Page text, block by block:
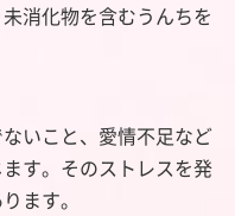
消化物を含むうんちを
いこと、愛情不足など
す。そのストレスを発
ます。